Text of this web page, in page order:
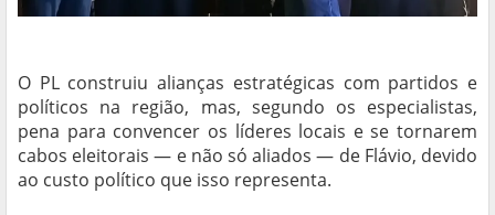
O PL construiu alianças estratégicas com partidos e
políticos na região, mas, segundo os especialistas,
pena para convencer os líderes locais e se tornarem
cabos eleitorais — e não só aliados — de Flávio, devido
ao custo político que isso representa.